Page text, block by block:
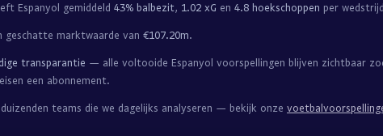
Espanyol gemiddeld 43% balbezit, 1.02 xG en 4.8 hoekschoppen per
geschatte marktwaarde van €107.20m.
transparantie — alle voltooide Espanyol voorspellingen blijven zichtbaar
een abonnement.
teams die we dagelijks analyseren — bekijk onze